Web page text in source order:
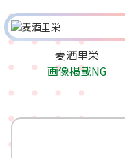
麦酒里栄
画像掲載NG